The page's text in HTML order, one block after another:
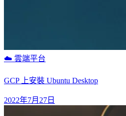
☁️ 雲端平台
GCP 上安裝 Ubuntu Desktop
2022年7月27日